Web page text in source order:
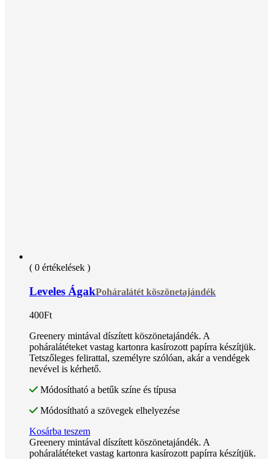
( 0 értékelések )
Leveles ÁgakPoháralátét köszönetajándék
400Ft
Greenery mintával díszített köszönetajándék. A
poháralátéteket vastag kartonra kasírozott papírra készítjük.
Tetszőleges felirattal, személyre szólóan, akár a vendégek
nevével is kérhető.
Módosítható a betűk színe és típusa
Módosítható a szövegek elhelyezése
Kosárba teszem
Greenery mintával díszített köszönetajándék. A
poháralátéteket vastag kartonra kasírozott papírra készítjük.